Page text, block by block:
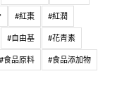
#紅棗 #紅潤
#自由基 #花青素
#食品原料 #食品添加物